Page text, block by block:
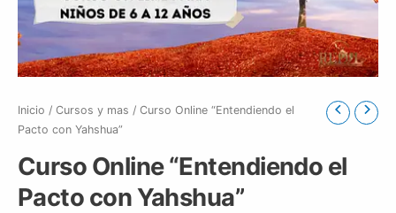
Inicio / Cursos y mas / Curso Online “Entendiendo el
Pacto con Yahshua”
Curso Online “Entendiendo el
Pacto con Yahshua”